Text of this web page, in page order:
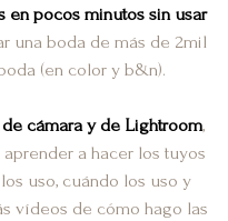
en pocos minutos sin usar
una boda de más de 2mil
(en color y b&n).
cámara y de Lightroom,
a hacer los tuyos
uso, cuándo los uso y
vídeos de cómo hago las